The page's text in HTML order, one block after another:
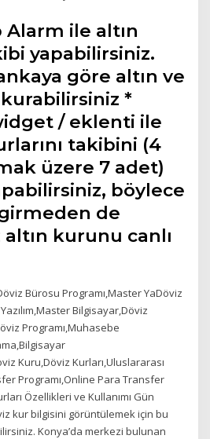
Alarm ile altın
yapabilirsiniz.
göre altın ve
*
/ eklenti ile
takibini (4
üzere 7 adet)
böylece
de
kurunu canlı
Bürosu Programı,Master YaDöviz
Bilgisayar,Döviz
Programı,Muhasebe
Kuru,Döviz Kurları,Uluslararası
Programı,Online Para Transfer
Özellikleri ve Kullanımı Gün
kur bilgisini görüntülemek için bu
Konya’da merkezi bulunan